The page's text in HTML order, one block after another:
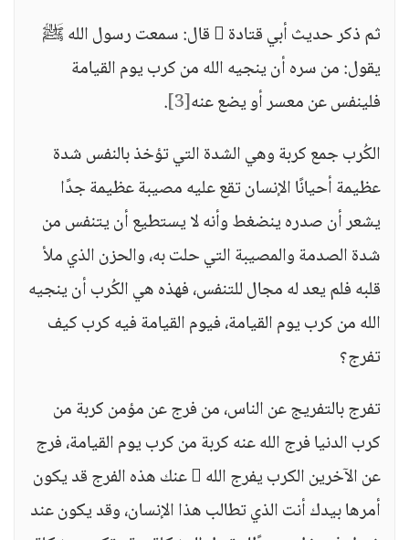
ثم ذكر حديث أبي قتادة  قال: سمعت رسول الله ﷺ
يقول: من سره أن ينجيه الله من كرب يوم القيامة
فلينفس عن معسر أو يضع عنه[3]
.
الكُرب جمع كربة وهي الشدة التي تؤخذ بالنفس شدة
عظيمة أحيانًا الإنسان تقع عليه مصيبة عظيمة جدًا
يشعر أن صدره ينضغط وأنه لا يستطيع أن يتنفس من
شدة الصدمة والمصيبة التي حلت به، والحزن الذي ملأ
قلبه فلم يعد له مجال للتنفس، فهذه هي الكُرب أن ينجيه
الله من كرب يوم القيامة، فيوم القيامة فيه كرب كيف
تفرج؟
تفرج بالتفريج عن الناس، من فرج عن مؤمن كربة من
كرب الدنيا فرج الله عنه كربة من كرب يوم القيامة، فرج
عن الآخرين الكرب يفرج الله  عنك هذه الفرج قد يكون
أمرها بيدك أنت الذي تطالب هذا الإنسان، وقد يكون عند